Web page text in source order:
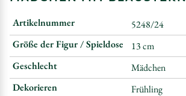
Artikelnummer
5248/24
Größe der Figur / Spieldose
13 cm
Geschlecht
Mädchen
Dekorieren
Frühling